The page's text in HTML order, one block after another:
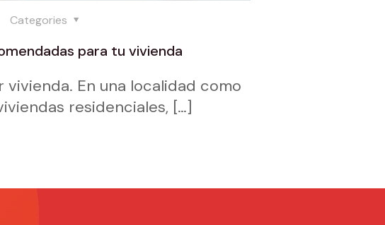
Categories
para tu vivienda
En una localidad como
residenciales, […]